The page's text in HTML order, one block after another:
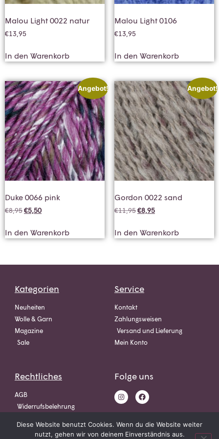
Malou Light 0022 natur
€13,95
In den Warenkorb
Malou Light 0106
€13,95
In den Warenkorb
Angebot!
Duke 0066 pink
€8,95€5,50
In den Warenkorb
Angebot!
Gordon 0022 sand
€11,95€8,95
In den Warenkorb
Kategorien
Neuheiten
Wolle & Garn
Magazine
Sale
Service
Kontakt
Zahlungsweisen
Versand und Lieferung
Mein Konto
Rechtliches
AGB
Widerrufsbelehrung
Folge uns
Diese Website benutzt Cookies. Wenn du die Website weiter
nutzt, gehen wir von deinem Einverständnis aus.